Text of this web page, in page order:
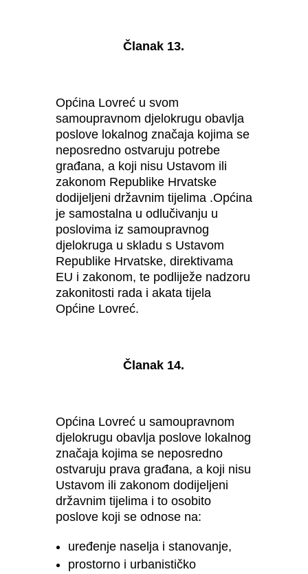
Članak 13.
Općina Lovreć u svom
samoupravnom djelokrugu obavlja
poslove lokalnog značaja kojima se
neposredno ostvaruju potrebe
građana, a koji nisu Ustavom ili
zakonom Republike Hrvatske
dodijeljeni državnim tijelima .Općina
je samostalna u odlučivanju u
poslovima iz samoupravnog
djelokruga u skladu s Ustavom
Republike Hrvatske, direktivama
EU i zakonom, te podliježe nadzoru
zakonitosti rada i akata tijela
Općine Lovreć.
Članak 14.
Općina Lovreć u samoupravnom
djelokrugu obavlja poslove lokalnog
značaja kojima se neposredno
ostvaruju prava građana, a koji nisu
Ustavom ili zakonom dodijeljeni
državnim tijelima i to osobito
poslove koji se odnose na:
uređenje naselja i stanovanje,
prostorno i urbanističko